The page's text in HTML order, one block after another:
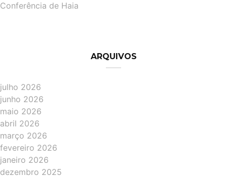
Conferência de Haia
ARQUIVOS
julho 2026
junho 2026
maio 2026
abril 2026
março 2026
fevereiro 2026
janeiro 2026
dezembro 2025